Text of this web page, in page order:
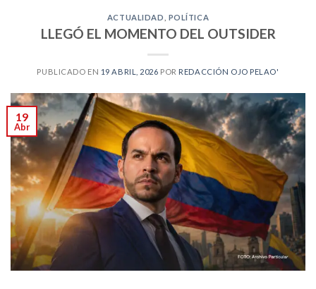
ACTUALIDAD POLÍTICA
LLEGÓ EL MOMENTO DEL OUTSIDER
PUBLICADO EN 19 ABRIL, 2026 POR REDACCIÓN OJO PELAO'
19
Abr